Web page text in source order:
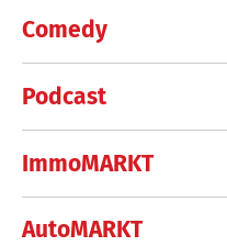
Comedy
Podcast
ImmoMARKT
AutoMARKT